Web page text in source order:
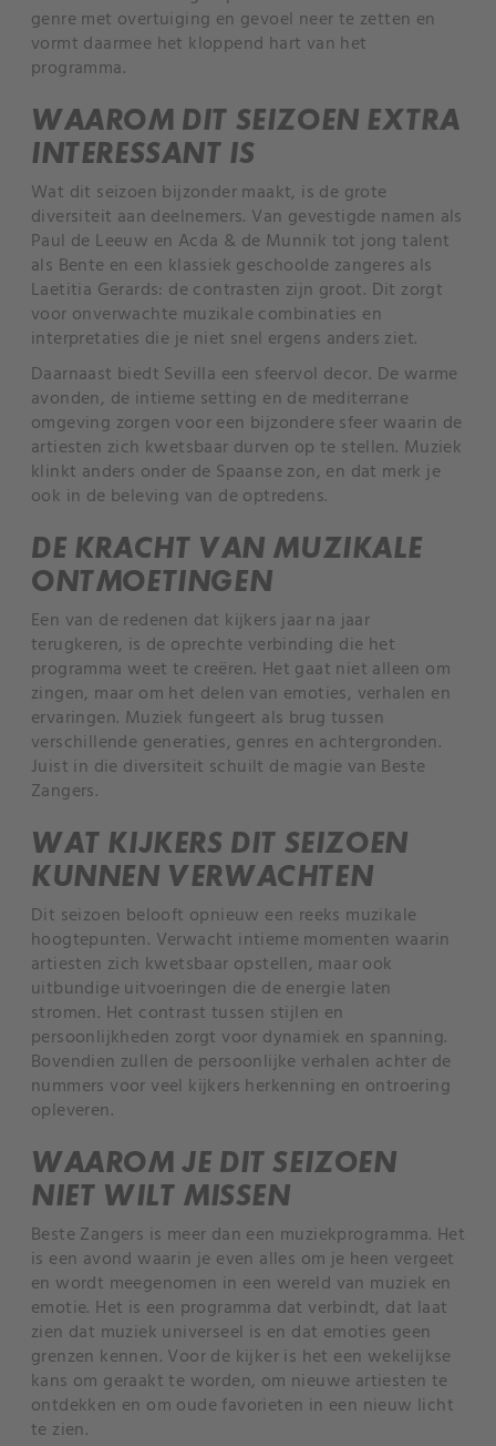
genre met overtuiging en gevoel neer te zetten en
vormt daarmee het kloppend hart van het
programma.
WAAROM DIT SEIZOEN EXTRA
INTERESSANT IS
Wat dit seizoen bijzonder maakt, is de grote
diversiteit aan deelnemers. Van gevestigde namen als
Paul de Leeuw en Acda & de Munnik tot jong talent
als Bente en een klassiek geschoolde zangeres als
Laetitia Gerards: de contrasten zijn groot. Dit zorgt
voor onverwachte muzikale combinaties en
interpretaties die je niet snel ergens anders ziet.
Daarnaast biedt Sevilla een sfeervol decor. De warme
avonden, de intieme setting en de mediterrane
omgeving zorgen voor een bijzondere sfeer waarin de
artiesten zich kwetsbaar durven op te stellen. Muziek
klinkt anders onder de Spaanse zon, en dat merk je
ook in de beleving van de optredens.
DE KRACHT VAN MUZIKALE
ONTMOETINGEN
Een van de redenen dat kijkers jaar na jaar
terugkeren, is de oprechte verbinding die het
programma weet te creëren. Het gaat niet alleen om
zingen, maar om het delen van emoties, verhalen en
ervaringen. Muziek fungeert als brug tussen
verschillende generaties, genres en achtergronden.
Juist in die diversiteit schuilt de magie van Beste
Zangers.
WAT KIJKERS DIT SEIZOEN
KUNNEN VERWACHTEN
Dit seizoen belooft opnieuw een reeks muzikale
hoogtepunten. Verwacht intieme momenten waarin
artiesten zich kwetsbaar opstellen, maar ook
uitbundige uitvoeringen die de energie laten
stromen. Het contrast tussen stijlen en
persoonlijkheden zorgt voor dynamiek en spanning.
Bovendien zullen de persoonlijke verhalen achter de
nummers voor veel kijkers herkenning en ontroering
opleveren.
WAAROM JE DIT SEIZOEN
NIET WILT MISSEN
Beste Zangers is meer dan een muziekprogramma. Het
is een avond waarin je even alles om je heen vergeet
en wordt meegenomen in een wereld van muziek en
emotie. Het is een programma dat verbindt, dat laat
zien dat muziek universeel is en dat emoties geen
grenzen kennen. Voor de kijker is het een wekelijkse
kans om geraakt te worden, om nieuwe artiesten te
ontdekken en om oude favorieten in een nieuw licht
te zien.